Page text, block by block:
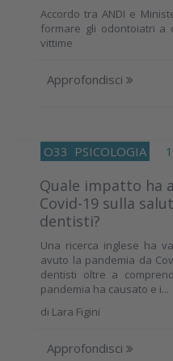
Accordo tra ANDI e
formare gli odontoiatri a
vittime
Approfondisci
O33 PSICOLOGIA
Quale impatto ha
Covid-19 sulla
dentisti?
Una ricerca inglese ha
avuto la pandemia da
dentisti oltre a
pandemia ha causato e i...
di Lara Figini
Approfondisci